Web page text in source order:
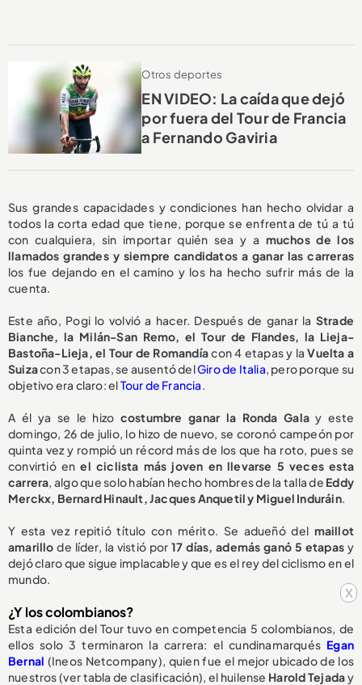
x
Otros deportes
EN VIDEO: La caída que dejó
por fuera del Tour de Francia
a Fernando Gaviria
Sus grandes capacidades y condiciones han hecho olvidar a
todos la corta edad que tiene, porque se enfrenta de tú a tú
con cualquiera, sin importar quién sea y a muchos de los
llamados grandes y siempre candidatos a ganar las carreras
los fue dejando en el camino y los ha hecho sufrir más de la
cuenta.
Este año, Pogi lo volvió a hacer. Después de ganar la Strade
Bianche, la Milán-San Remo, el Tour de Flandes, la Lieja-
Bastoña-Lieja, el Tour de Romandíacon 4 etapas y laVuelta a
Suizacon 3 etapas, se ausentó delGiro de Italia, pero porque su
objetivo era claro: elTour de Francia.
A él ya se le hizo costumbre ganar la Ronda Galay este
domingo, 26 de julio, lo hizo de nuevo, se coronó campeón por
quinta vez y rompió un récord más de los que ha roto, pues se
convirtió enel ciclista más joven en llevarse 5 veces esta
carrera, algo que solo habían hecho hombres de la talla de Eddy
Merckx, Bernard Hinault, Jacques Anquetil y Miguel Induráin.
Y esta vez repitió título con mérito. Se adueñó del maillot
amarillo de líder, la vistió por17 días, además ganó 5 etapas y
dejó claro que sigue implacable y que es el rey del ciclismo en el
mundo.
¿Y los colombianos?
Esta edición del Tour tuvo en competencia 5 colombianos, de
ellos solo 3 terminaron la carrera: el cundinamarqués Egan
Bernal (Ineos Netcompany), quien fue el mejor ubicado de los
nuestros (ver tabla de clasificación), el huilense Harold Tejaday